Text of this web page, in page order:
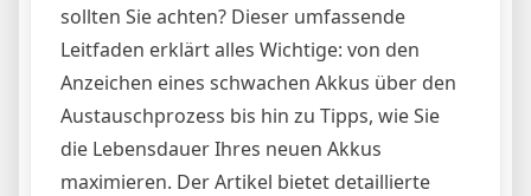
sollten Sie achten? Dieser umfassende
Leitfaden erklärt alles Wichtige: von den
Anzeichen eines schwachen Akkus über den
Austauschprozess bis hin zu Tipps, wie Sie
die Lebensdauer Ihres neuen Akkus
maximieren. Der Artikel bietet detaillierte